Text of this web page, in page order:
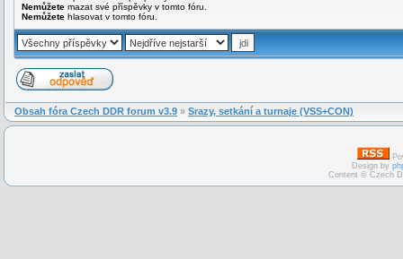
Nemůžete mazat své příspěvky v tomto fóru.
Nemůžete hlasovat v tomto fóru.
Obsah fóra Czech DDR forum v3.9 » Srazy, setkání a turnaje (VSS+CON)
Design by
Content © Czech